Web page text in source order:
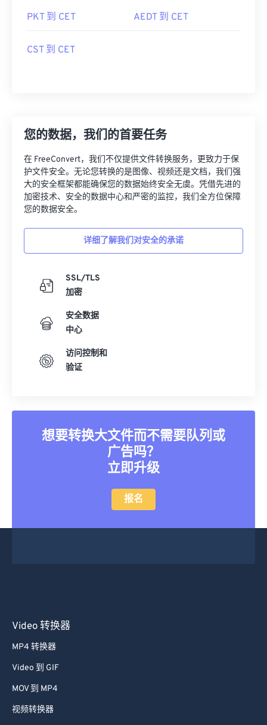
PKT 到 CET AEDT 到 CET
CST 到 CET
您的数据，我们的首要任务
在 FreeConvert，我们不仅提供文件转换服务，更致力于保
护文件安全。无论您转换的是图像、视频还是文档，我们强
大的安全框架都能确保您的数据始终安全无虞。凭借先进的
加密技术、安全的数据中心和严密的监控，我们全方位保障
您的数据安全。
详细了解我们对安全的承诺
SSL/TLS
加密
安全数据
中心
访问控制和
验证
想要转换大文件而不需要队列或
广告吗？
立即升级
报名
Video 转换器
MP4 转换器
Video 到 GIF
MOV 到 MP4
视频转换器